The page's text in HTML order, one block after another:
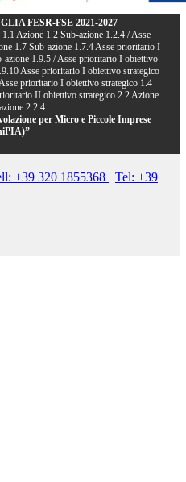
FESR-FSE 2021-2027
Azione 1.2 Sub-azione 1.2.4 / Asse
1.7 Sub-azione 1.7.4 Asse prioritario I
azione 1.9.5 / Asse prioritario I obiettivo
Asse prioritario I obiettivo strategico
prioritario I obiettivo strategico 1.4
II obiettivo strategico 2.2 Azione
2.2.4
per Micro e Piccole Imprese
+39 320 1855368
Tel: +39